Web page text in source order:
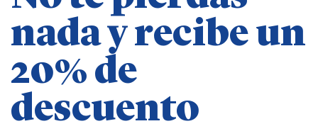
nada y recibe un
20% de
descuento